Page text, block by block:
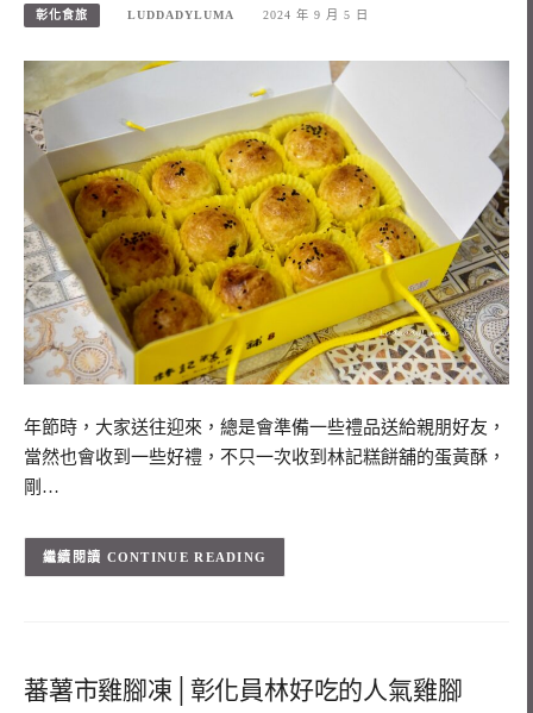
彰化食旅 LUDDADYLUMA 2024 年 9 月 5 日
年節時，大家送往迎來，總是會準備一些禮品送給親朋好友，
當然也會收到一些好禮，不只一次收到林記糕餅舖的蛋黃酥，
剛…
CONTINUE READING
蕃薯市雞腳凍│彰化員林好吃的人氣雞腳